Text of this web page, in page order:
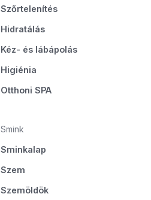
Szőrtelenítés
Hidratálás
Kéz- és lábápolás
Higiénia
Otthoni SPA
Smink
Sminkalap
Szem
Szemöldök